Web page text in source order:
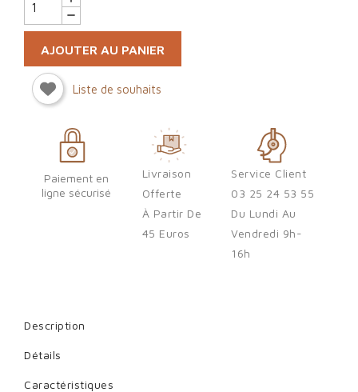
AJOUTER AU PANIER
Liste de souhaits
Paiement en
ligne sécurisé
Livraison
Offerte
À Partir De
45 Euros
Service Client
03 25 24 53 55
Du Lundi Au
Vendredi 9h-
16h
Description
Détails
Caractéristiques
Sign in
You need to be logged in to save products in your wish list.